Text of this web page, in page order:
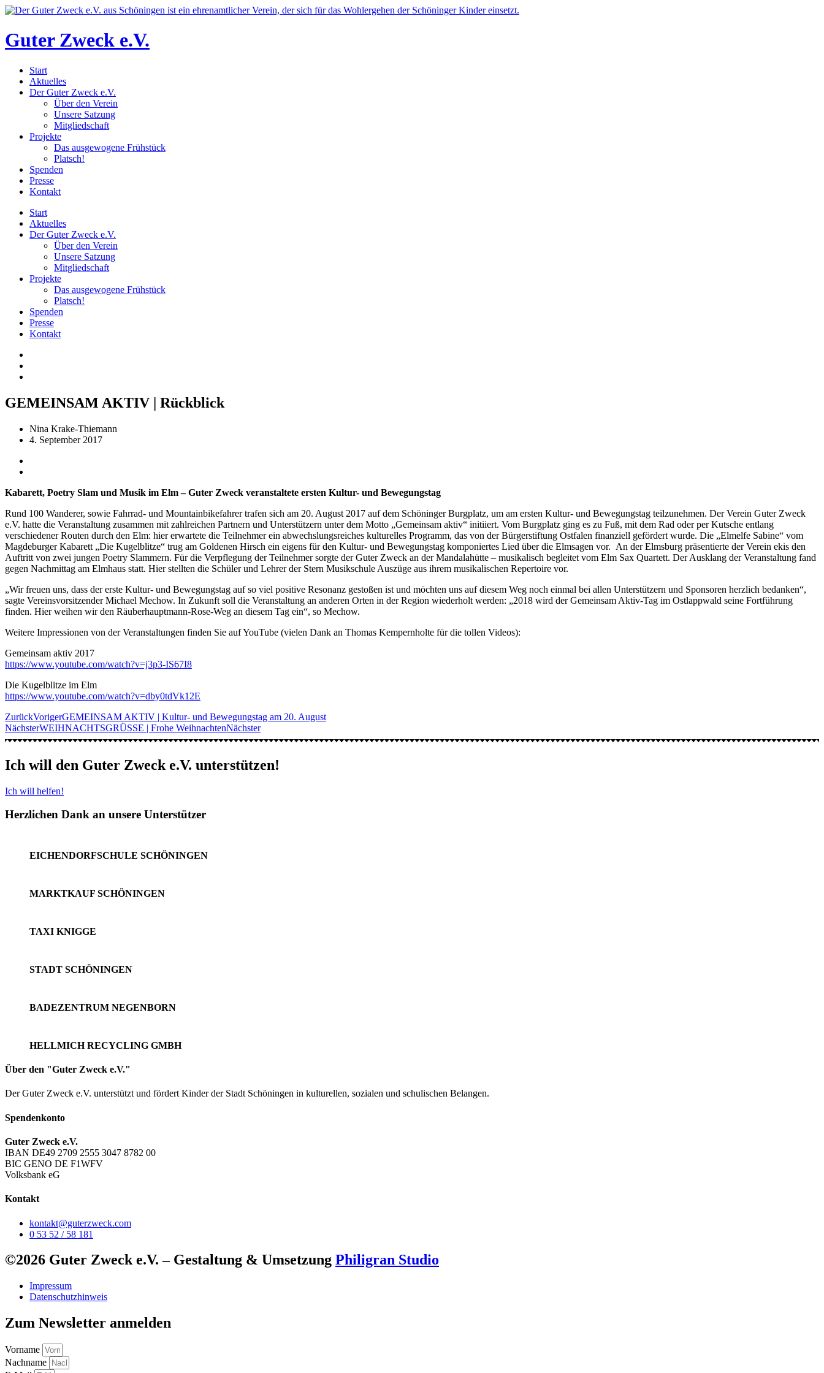
Zum
wechseln
Guter Zweck e.V.
Start
Aktuelles
Der Guter Zweck e.V.
Über den Verein
Unsere Satzung
Mitgliedschaft
Projekte
Das ausgewogene Frühstück
Platsch!
Spenden
Presse
Kontakt
Start
Aktuelles
Der Guter Zweck e.V.
Über den Verein
Unsere Satzung
Mitgliedschaft
Projekte
Das ausgewogene Frühstück
Platsch!
Spenden
Presse
Kontakt
GEMEINSAM AKTIV | Rückblick
Nina Krake-Thiemann
4. September 2017
Kabarett, Poetry Slam und Musik im Elm – Guter Zweck veranstaltete ersten Kultur- und Bewegungstag
Rund 100 Wanderer, sowie Fahrrad- und Mountainbikefahrer trafen sich am 20. August 2017 auf dem Schöninger Burgplatz, um am ersten Kultur- und Bewegungstag teilzunehmen. Der Verein Guter Zweck
e.V. hatte die Veranstaltung zusammen mit zahlreichen Partnern und Unterstützern unter dem Motto „Gemeinsam aktiv“ initiiert. Vom Burgplatz ging es zu Fuß, mit dem Rad oder per Kutsche entlang
verschiedener Routen durch den Elm: hier erwartete die Teilnehmer ein abwechslungsreiches kulturelles Programm, das von der Bürgerstiftung Ostfalen finanziell gefördert wurde. Die „Elmelfe Sabine“ vom
Magdeburger Kabarett „Die Kugelblitze“ trug am Goldenen Hirsch ein eigens für den Kultur- und Bewegungstag komponiertes Lied über die Elmsagen vor. An der Elmsburg präsentierte der Verein ekis den
Auftritt von zwei jungen Poetry Slammern. Für die Verpflegung der Teilnehmer sorgte der Guter Zweck an der Mandalahütte – musikalisch begleitet vom Elm Sax Quartett. Der Ausklang der Veranstaltung fand
gegen Nachmittag am Elmhaus statt. Hier stellten die Schüler und Lehrer der Stern Musikschule Auszüge aus ihrem musikalischen Repertoire vor.
„Wir freuen uns, dass der erste Kultur- und Bewegungstag auf so viel positive Resonanz gestoßen ist und möchten uns auf diesem Weg noch einmal bei allen Unterstützern und Sponsoren herzlich bedanken“,
sagte Vereinsvorsitzender Michael Mechow. In Zukunft soll die Veranstaltung an anderen Orten in der Region wiederholt werden: „2018 wird der Gemeinsam Aktiv-Tag im Ostlappwald seine Fortführung
finden. Hier weihen wir den Räuberhauptmann-Rose-Weg an diesem Tag ein“, so Mechow.
Weitere Impressionen von der Veranstaltungen finden Sie auf YouTube (vielen Dank an Thomas Kempernholte für die tollen Videos):
Gemeinsam aktiv 2017
https://www.youtube.com/watch?v=j3p3-IS67I8
Die Kugelblitze im Elm
https://www.youtube.com/watch?v=dby0tdVk12E
ZurückVorigerGEMEINSAM AKTIV | Kultur- und Bewegungstag am 20. August
NächsterWEIHNACHTSGRÜSSE | Frohe WeihnachtenNächster
Ich will den Guter Zweck e.V. unterstützen!
Ich will helfen!
Herzlichen Dank an unsere Unterstützer
EICHENDORFSCHULE SCHÖNINGEN
MARKTKAUF SCHÖNINGEN
TAXI KNIGGE
STADT SCHÖNINGEN
BADEZENTRUM NEGENBORN
HELLMICH RECYCLING GMBH
Über den "Guter Zweck e.V."
Der Guter Zweck e.V. unterstützt und fördert Kinder der Stadt Schöningen in kulturellen, sozialen und schulischen Belangen.
Spendenkonto
Guter Zweck e.V.
IBAN DE49 2709 2555 3047 8782 00
BIC GENO DE F1WFV
Volksbank eG
Kontakt
kontakt@guterzweck.com
0 53 52 / 58 181
©2026 Guter Zweck e.V. – Gestaltung & Umsetzung Philigran Studio
Impressum
Datenschutzhinweis
Zum Newsletter anmelden
Vorname
Nachname